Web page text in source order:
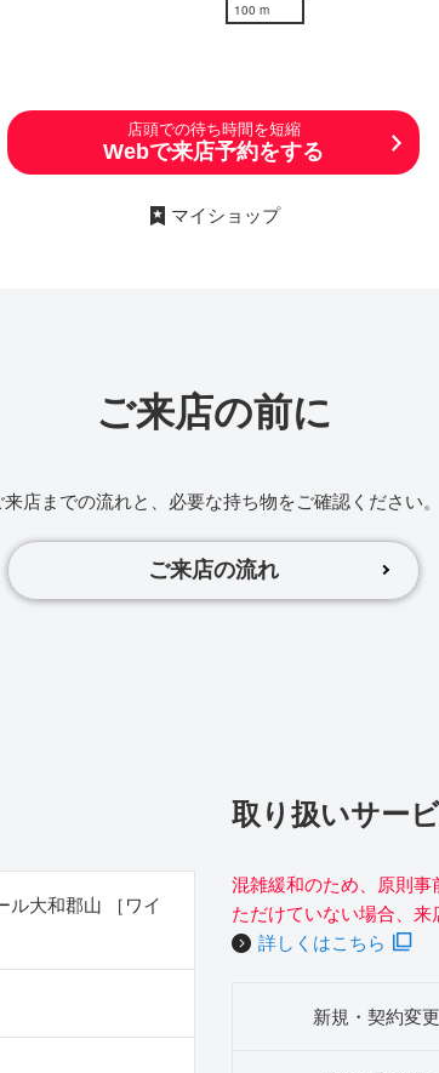
100 m
店頭での待ち時間を短縮
Webで来店予約をする
マイショップ
ご来店の前に
来店までの流れと、必要な持ち物をご確認ください。
ご来店の流れ
ル大和郡山 ［ワイ
取り扱いサー
混雑緩和のため、原則
ただけていない場合、来
詳しくはこちら
新規・契約変更